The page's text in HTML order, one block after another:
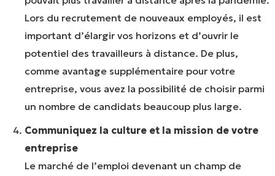
Lors du recrutement de nouveaux employés, il est
important d’élargir vos horizons et d’ouvrir le
potentiel des travailleurs à distance. De plus,
comme avantage supplémentaire pour votre
entreprise, vous avez la possibilité de choisir parmi
un nombre de candidats beaucoup plus large.
Communiquez la culture et la mission de votre
entreprise
Le marché de l’emploi devenant un champ de